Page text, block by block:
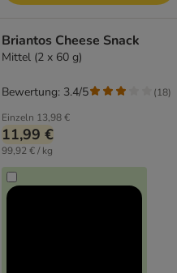
Briantos Cheese Snack
Mittel (2 x 60 g)
Einzeln 13,98 €
11,99 €
99,92 € / kg
Bewertung: 3.4/5 (18)